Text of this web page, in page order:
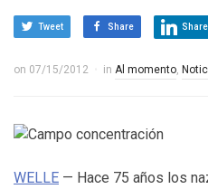
Tweet Share Share
on 07/15/2012 in Al momento,
WELLE — Hace 75 años los